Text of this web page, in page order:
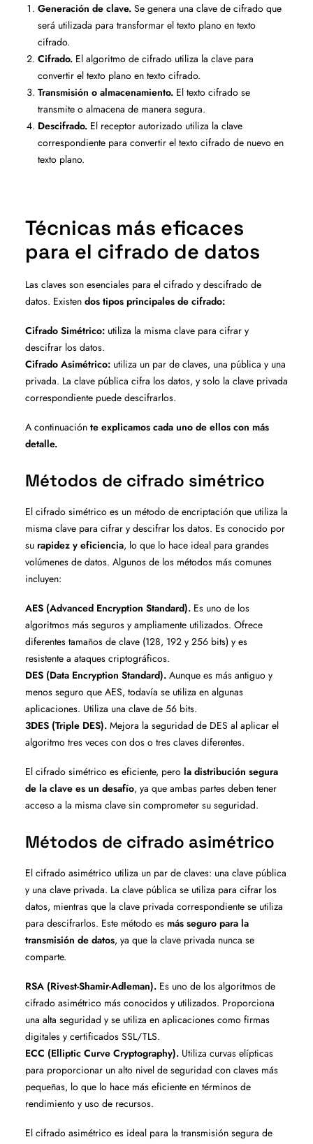
Generación de clave. Se genera una clave de cifrado que
será utilizada para transformar el texto plano en texto
cifrado.
Cifrado. El algoritmo de cifrado utiliza la clave para
convertir el texto plano en texto cifrado.
Transmisión o almacenamiento. El texto cifrado se
transmite o almacena de manera segura.
Descifrado. El receptor autorizado utiliza la clave
correspondiente para convertir el texto cifrado de nuevo en
texto plano.
Técnicas más eficaces
para el cifrado de datos
Las claves son esenciales para el cifrado y descifrado de
datos. Existen dos tipos principales de cifrado:
Cifrado Simétrico: utiliza la misma clave para cifrar y
descifrar los datos.
Cifrado Asimétrico: utiliza un par de claves, una pública y una
privada. La clave pública cifra los datos, y solo la clave privada
correspondiente puede descifrarlos.
A continuación te explicamos cada uno de ellos con más
detalle.
Métodos de cifrado simétrico
El cifrado simétrico es un método de encriptación que utiliza la
misma clave para cifrar y descifrar los datos. Es conocido por
su rapidez y eficiencia, lo que lo hace ideal para grandes
volúmenes de datos. Algunos de los métodos más comunes
incluyen:
AES (Advanced Encryption Standard). Es uno de los
algoritmos más seguros y ampliamente utilizados. Ofrece
diferentes tamaños de clave (128, 192 y 256 bits) y es
resistente a ataques criptográficos.
DES (Data Encryption Standard). Aunque es más antiguo y
menos seguro que AES, todavía se utiliza en algunas
aplicaciones. Utiliza una clave de 56 bits.
3DES (Triple DES). Mejora la seguridad de DES al aplicar el
algoritmo tres veces con dos o tres claves diferentes.
El cifrado simétrico es eficiente, pero la distribución segura
de la clave es un desafío, ya que ambas partes deben tener
acceso a la misma clave sin comprometer su seguridad.
Métodos de cifrado asimétrico
El cifrado asimétrico utiliza un par de claves: una clave pública
y una clave privada. La clave pública se utiliza para cifrar los
datos, mientras que la clave privada correspondiente se utiliza
para descifrarlos. Este método es más seguro para la
transmisión de datos, ya que la clave privada nunca se
comparte.
RSA (Rivest-Shamir-Adleman). Es uno de los algoritmos de
cifrado asimétrico más conocidos y utilizados. Proporciona
una alta seguridad y se utiliza en aplicaciones como firmas
digitales y certificados SSL/TLS.
ECC (Elliptic Curve Cryptography). Utiliza curvas elípticas
para proporcionar un alto nivel de seguridad con claves más
pequeñas, lo que lo hace más eficiente en términos de
rendimiento y uso de recursos.
El cifrado asimétrico es ideal para la transmisión segura de